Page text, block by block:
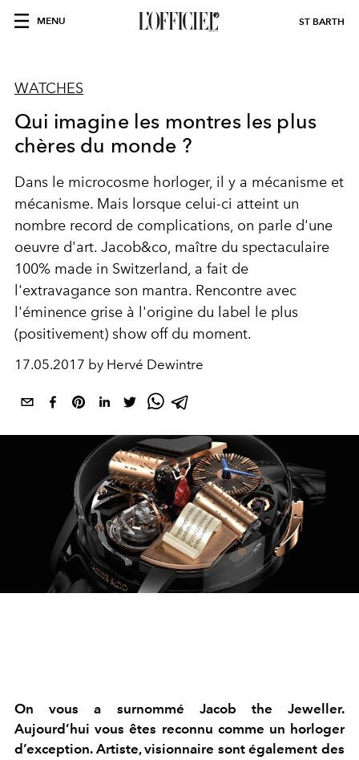
MENU ST BARTH
WATCHES
Qui imagine les montres les plus
chères du monde ?
Dans le microcosme horloger, il y a mécanisme et
mécanisme. Mais lorsque celui-ci atteint un
nombre record de complications, on parle d'une
oeuvre d'art. Jacob&co, maître du spectaculaire
100% made in Switzerland, a fait de
l'extravagance son mantra. Rencontre avec
l'éminence grise à l'origine du label le plus
(positivement) show off du moment.
17.05.2017 by Hervé Dewintre
On vous a surnommé Jacob the Jeweller.
Aujourd’hui vous êtes reconnu comme un horloger
d’exception. Artiste, visionnaire sont également des